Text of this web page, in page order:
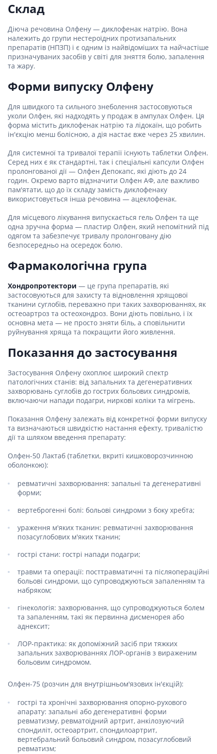
Склад
Діюча речовина Олфену — диклофенак натрію. Вона
належить до групи нестероїдних протизапальних
препаратів (НПЗП) і є одним із найвідоміших та найчастіше
призначуваних засобів у світі для зняття болю, запалення
та жару.
Форми випуску Олфену
Для швидкого та сильного знеболення застосовуються
уколи Олфен, які надходять у продаж в ампулах Олфен. Ця
форма містить диклофенак натрію та лідокаїн, що робить
ін'єкцію менш болісною, а дія настає вже через 25 хвилин.
Для системної та тривалої терапії існують таблетки Олфен.
Серед них є як стандартні, так і спеціальні капсули Олфен
пролонгованої дії — Олфен Депокапс, які діють до 24
годин. Окремо варто відзначити Олфен АФ, але важливо
пам'ятати, що до їх складу замість диклофенаку
використовується інша речовина — ацеклофенак.
Для місцевого лікування випускається гель Олфен та ще
одна зручна форма — пластир Олфен, який непомітний під
одягом та забезпечує тривалу пролонговану дію
безпосередньо на осередок болю.
Фармакологічна група
Хондропротектори — це група препаратів, які
застосовуються для захисту та відновлення хрящової
тканини суглобів, переважно при таких захворюваннях, як
остеоартроз та остеохондроз. Вони діють повільно, і їх
основна мета — не просто зняти біль, а сповільнити
руйнування хряща та покращити його живлення.
Показання до застосування
Застосування Олфену охоплює широкий спектр
патологічних станів: від запальних та дегенеративних
захворювань суглобів до гострих больових синдромів,
включаючи напади подагри, ниркові коліки та мігрень.
Показання Олфену залежать від конкретної форми випуску
та визначаються швидкістю настання ефекту, тривалістю
дії та шляхом введення препарату:
Олфен-50 Лактаб (таблетки, вкриті кишковорозчинною
оболонкою):
ревматичні захворювання: запальні та дегенеративні
форми;
вертеброгенні болі: больові синдроми з боку хребта;
ураження м'яких тканин: ревматичні захворювання
позасуглобових м'яких тканин;
гострі стани: гострі напади подагри;
травми та операції: посттравматичні та післяопераційні
больові синдроми, що супроводжуються запаленням та
набряком;
гінекологія: захворювання, що супроводжуються болем
та запаленням, такі як первинна дисменорея або
аднексит;
ЛОР-практика: як допоміжний засіб при тяжких
запальних захворюваннях ЛОР-органів з вираженим
больовим синдромом.
Олфен-75 (розчин для внутрішньом'язових ін'єкцій):
гострі та хронічні захворювання опорно-рухового
апарату: запальні або дегенеративні форми
ревматизму, ревматоїдний артрит, анкілозуючий
спондиліт, остеоартрит, спондилоартрит,
вертебральний больовий синдром, позасуглобовий
ревматизм;